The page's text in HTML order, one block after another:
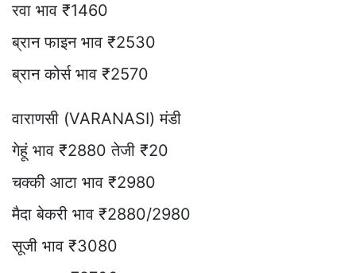
रवा भाव ₹1460
ब्रान फाइन भाव ₹2530
ब्रान कोर्स भाव ₹2570
वाराणसी (VARANASI) मंडी
गेहूं भाव ₹2880 तेजी ₹20
चक्की आटा भाव ₹2980
मैदा बेकरी भाव ₹2880/2980
सूजी भाव ₹3080